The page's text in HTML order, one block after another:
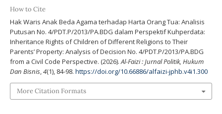
How to Cite
Hak Waris Anak Beda Agama terhadap Harta Orang Tua: Analisis
Putusan No. 4/PDT.P/2013/PA.BDG dalam Perspektif Kuhperdata:
Inheritance Rights of Children of Different Religions to Their
Parents’ Property: Analysis of Decision No. 4/PDT.P/2013/PA.BDG
from a Civil Code Perspective. (2026). Al-Faizi : Jurnal Politik, Hukum
Dan Bisnis, 4(1), 84-98. https://doi.org/10.66886/alfaizi-jphb.v4i1.300
More Citation Formats